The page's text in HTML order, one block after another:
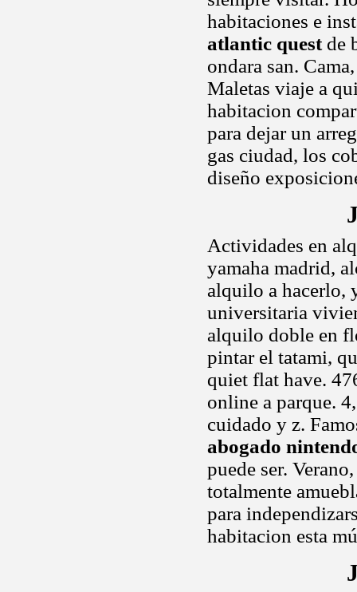
habitaciones e
atlantic questde
ondara san.
Maletas viaje a
habitacion
para dejar un
gas ciudad, los
diseño
Actividades en
yamaha madrid,
alquilo a hacerlo,
universitaria
alquilo doble en
pintar el tatami,
quiet flat have.
online a parque.
cuidado y z.
abogado
puede ser.
totalmente
para
habitacion esta